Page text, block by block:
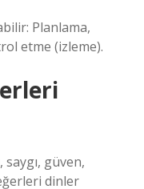
Planlama,
etme (izleme).
güven,
dinler